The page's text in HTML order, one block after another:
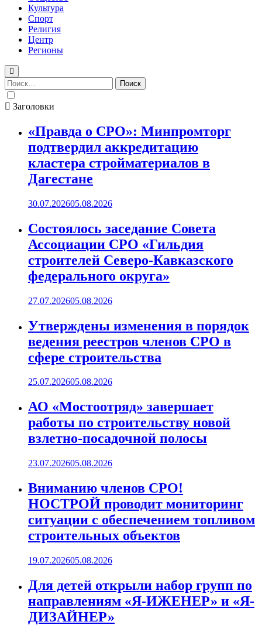
Культура
Спорт
Религия
Центр
Регионы
Найти:
Заголовки
«Правда о СРО»: Минпромторг
подтвердил аккредитацию
кластера стройматериалов в
Дагестане
30.07.202605.08.2026
Состоялось заседание Совета
Ассоциации СРО «Гильдия
строителей Северо-Кавказского
федерального округа»
27.07.202605.08.2026
Утверждены изменения в порядок
ведения реестров членов СРО в
сфере строительства
25.07.202605.08.2026
АО «Мостоотряд» завершает
работы по строительству новой
взлетно-посадочной полосы
23.07.202605.08.2026
Вниманию членов СРО!
НОСТРОЙ проводит мониторинг
ситуации с обеспечением топливом
строительных объектов
19.07.202605.08.2026
Для детей открыли набор групп по
направлениям «Я-ИЖЕНЕР» и «Я-
ДИЗАЙНЕР»